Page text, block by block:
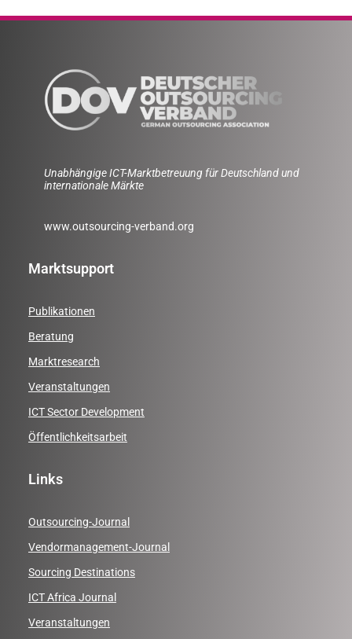
Unabhängige ICT-Marktbetreuung für Deutschland und
internationale Märkte
www.outsourcing-verband.org
Marktsupport
Publikationen
Beratung
Marktresearch
Veranstaltungen
ICT Sector Development
Öffentlichkeitsarbeit
Links
Outsourcing-Journal
Vendormanagement-Journal
Sourcing Destinations
ICT Africa Journal
Veranstaltungen